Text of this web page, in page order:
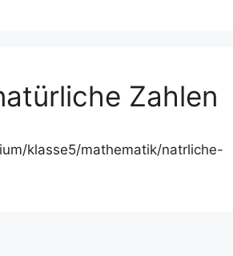
Zahlen
klasse5/mathematik/natrliche-